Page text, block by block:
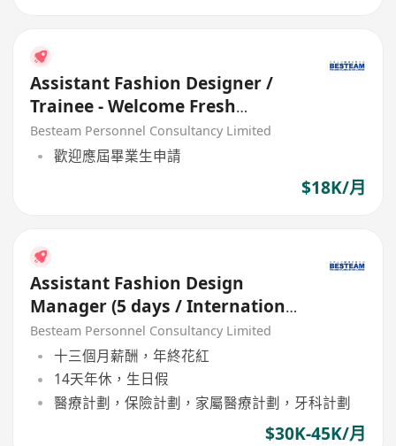
Assistant Fashion Designer /
Trainee - Welcome Fresh
Graduate
Besteam Personnel Consultancy Limited
歡迎應屆畢業生申請
$18K/月
Assistant Fashion Design
Manager (5 days / International
Fashion Brand)
Besteam Personnel Consultancy Limited
十三個月薪酬，年終花紅
14天年休，生日假
醫療計劃，保險計劃，家屬醫療計劃，牙科計劃
$30K-45K/月